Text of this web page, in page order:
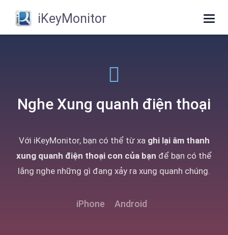
iKeyMonitor
Nghe Xung quanh điện thoại
Với iKeyMonitor, bạn có thể từ xa ghi lại âm thanh
xung quanh điện thoại con của bạn để bạn có thể
lắng nghe những gì đang xảy ra xung quanh chúng.
iPhone Android